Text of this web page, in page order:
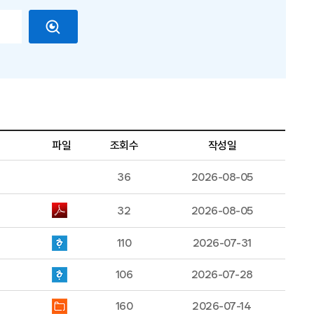
파일 조회수 작성일
36 2026-08-05
32 2026-08-05
110 2026-07-31
106 2026-07-28
160 2026-07-14